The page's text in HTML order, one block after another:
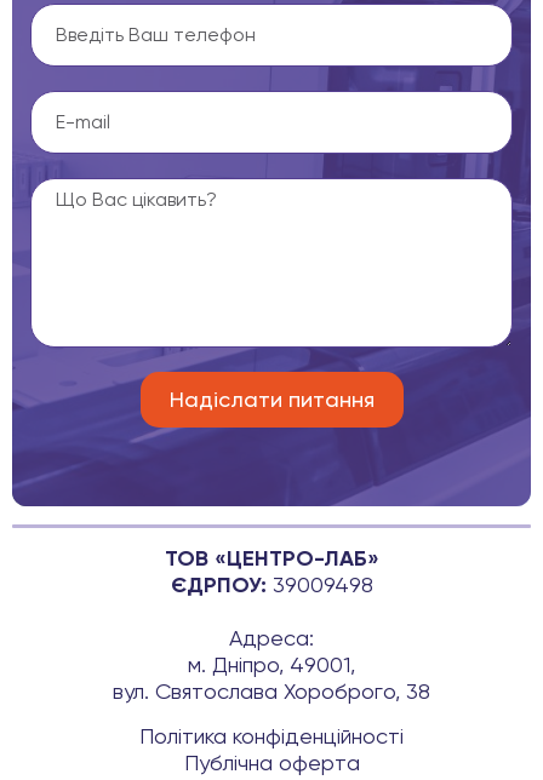
ТОВ «ЦЕНТРО-ЛАБ»
ЄДРПОУ: 39009498
Адреса:
м. Дніпро, 49001,
вул. Святослава Хороброго, 38
Політика конфіденційності
Публічна оферта